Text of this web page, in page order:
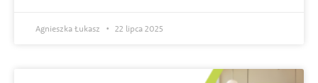
Agnieszka Łukasz 22 lipca 2025